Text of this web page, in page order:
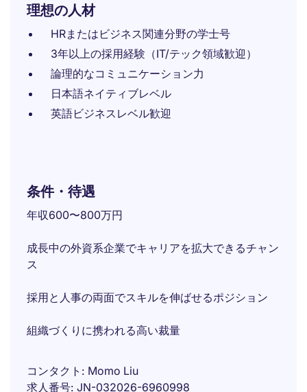
理想の人材
HRまたはビジネス関連分野の学士号
3年以上の採用経験（IT/テック領域歓迎）
論理的なコミュニケーション力
日本語ネイティブレベル
英語ビジネスレベル歓迎
条件・待遇
年収600〜800万円
成長中の外資系企業でキャリアを拡大できるチャン
ス
採用と人事の両面でスキルを伸ばせるポジション
組織づくりに携われる高い裁量
コンタクト
Momo Liu
求人番号 JN-032026-6960998